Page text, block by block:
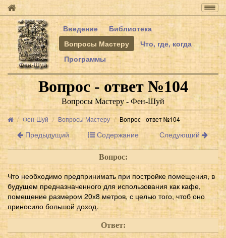
Введение
Библиотека
Вопросы Мастеру
Что, где, когда
Программы
Вопрос - ответ №104
Вопросы Мастеру - Фен-Шуй
Фен-Шуй Вопросы Мастеру Вопрос - ответ №104
Предыдущий Содержание Следующий
Вопрос:
Что необходимо предпринимать при постройке помещения, в
будущем предназначенного для использования как кафе,
помещение размером 20х8 метров, с целью того, чтоб оно
приносило большой доход.
Ответ: